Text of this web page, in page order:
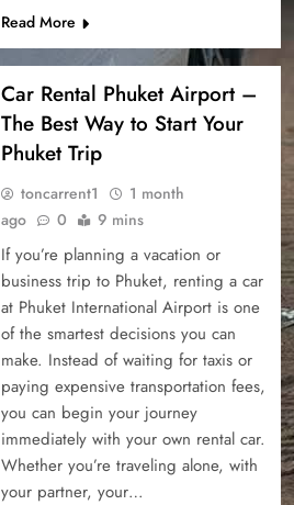
Read More
Car Rental Phuket Airport –
The Best Way to Start Your
Phuket Trip
toncarrent1
1 month
ago
0 9 mins
If you’re planning a vacation or
business trip to Phuket, renting a car
at Phuket International Airport is one
of the smartest decisions you can
make. Instead of waiting for taxis or
paying expensive transportation fees,
you can begin your journey
immediately with your own rental car.
Whether you’re traveling alone, with
your partner, your…